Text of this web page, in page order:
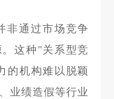
非通过市场竞争
这种"关系型竞
的机构难以脱颖
业绩造假等行业